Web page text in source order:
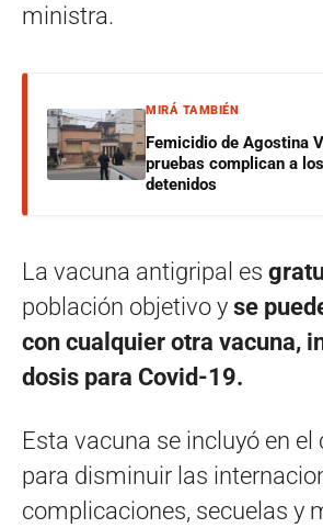
ministra.
MIRÁ TAMBIÉN
Femicidio de Agostina
pruebas complican a
detenidos
La vacuna antigripal es
población objetivo y se
con cualquier otra vacuna,
dosis para Covid-19.
Esta vacuna se incluyó en el
para disminuir las
complicaciones, secuelas y